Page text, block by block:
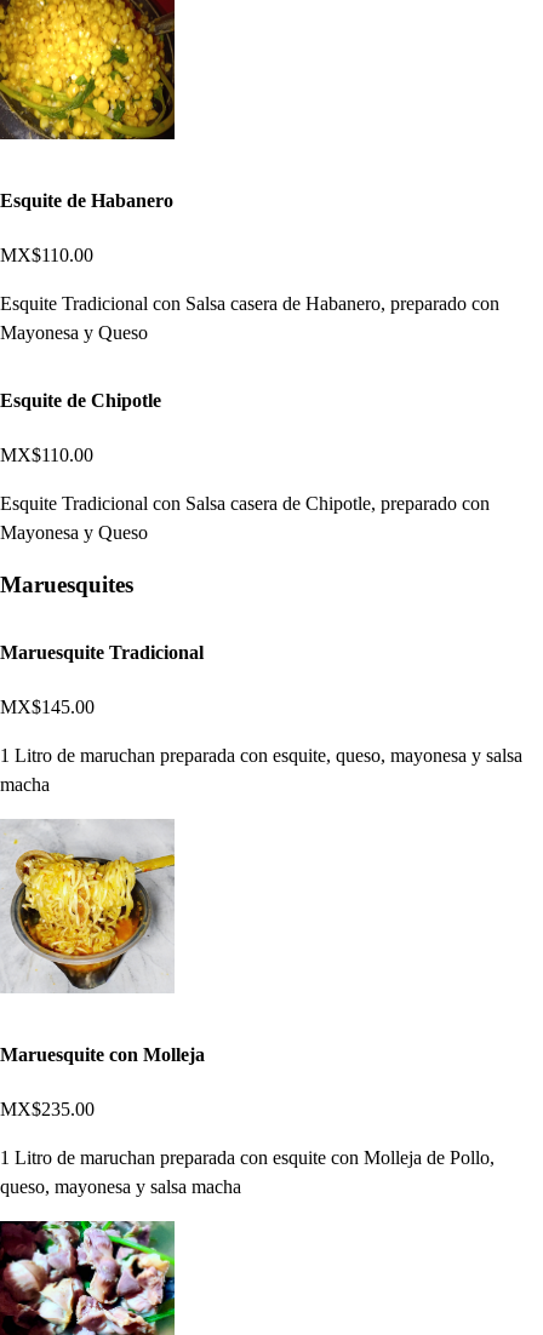
Esquite de Habanero
MX$110.00
Esquite Tradicional con Salsa casera de Habanero, preparado con
Mayonesa y Queso
Esquite de Chipotle
MX$110.00
Esquite Tradicional con Salsa casera de Chipotle, preparado con
Mayonesa y Queso
Maruesquites
Maruesquite Tradicional
MX$145.00
1 Litro de maruchan preparada con esquite, queso, mayonesa y salsa
macha
Maruesquite con Molleja
MX$235.00
1 Litro de maruchan preparada con esquite con Molleja de Pollo,
queso, mayonesa y salsa macha